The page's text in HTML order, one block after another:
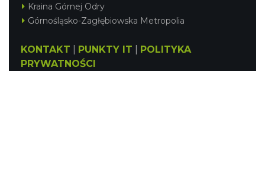
Kraina Górnej Odry
Górnośląsko-Zagłębiowska Metropolia
KONTAKT PUNKTY IT
POLITYKA
PRYWATNOŚCI